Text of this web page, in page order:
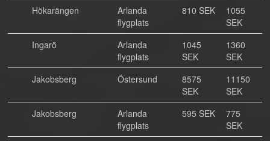
Hökarängen
Arlanda
flygplats
810 SEK
1055
SEK
Ingarö
Arlanda
flygplats
1045
SEK
1360
SEK
Jakobsberg
Östersund
8575
SEK
11150
SEK
Jakobsberg
Arlanda
flygplats
595 SEK
775
SEK